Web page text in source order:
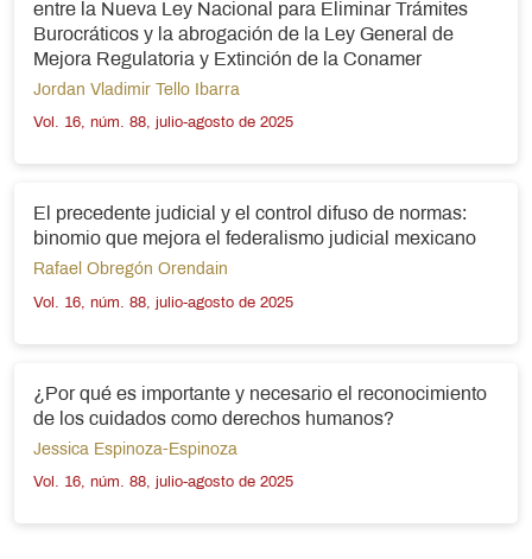
entre la Nueva Ley Nacional para Eliminar Trámites
Burocráticos y la abrogación de la Ley General de
Mejora Regulatoria y Extinción de la Conamer
Jordan Vladimir Tello Ibarra
Vol. 16, núm. 88, julio-agosto de 2025
El precedente judicial y el control difuso de normas:
binomio que mejora el federalismo judicial mexicano
Rafael Obregón Orendain
Vol. 16, núm. 88, julio-agosto de 2025
¿Por qué es importante y necesario el reconocimiento
de los cuidados como derechos humanos?
Jessica Espinoza-Espinoza
Vol. 16, núm. 88, julio-agosto de 2025